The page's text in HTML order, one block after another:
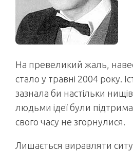
На превеликий жаль,
стало у травні 2004 року.
зазнала би настільки
людьми ідеї були
свого часу не згорнулися.
Лишається виравляти